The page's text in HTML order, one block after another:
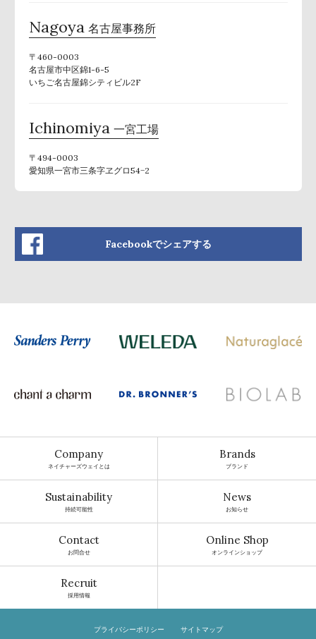
Nagoya 名古屋事務所
〒460-0003
名古屋市中区錦1-6-5
いちご名古屋錦シティビル2F
Ichinomiya 一宮工場
〒494-0003
愛知県一宮市三条字ヱグロ54−2
Facebookでシェアする
Company
ネイチャーズウェイとは
Brands
ブランド
Sustainability
持続可能性
News
お知らせ
Contact
お問合せ
Online Shop
オンラインショップ
Recruit
採用情報
プライバシーポリシー サイトマップ